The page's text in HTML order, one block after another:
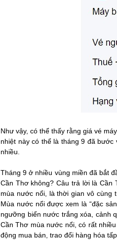
Như vậy, có thể thấy rằng giá vé
nhiệt này có thể là tháng 9 đã
nhiều.
Tháng 9 ở nhiều vùng miền đã bắt
Cần Thơ không? Câu trả lời là
mùa nước nổi, là thời gian vô cùng
Mùa nước nổi được xem là “đặc
ngưỡng biển nước trắng xóa, cảnh
Cần Thơ mùa nước nổi, có rất
động mua bán, trao đổi hàng hóa